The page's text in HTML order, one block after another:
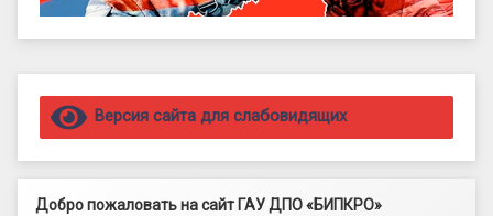
Правый сайдбар
Версия сайта для слабовидящих
Добро пожаловать на сайт ГАУ ДПО «БИПКРО»